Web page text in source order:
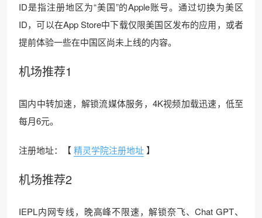
ID是指注册地区为“美国”的Apple账号。通过切换为美区
ID，可以在App Store中下载仅限美国区发布的应用，或者
提前体验一些在中国区尚未上线的内容。
机场推荐1
国内中转加速，解锁流媒体服务，4K视频加载迅速，低至
每月6元。
注册地址：【精灵学院注册地址】
机场推荐2
IEPL内网专线，晚高峰不限速，解锁奈飞、Chat GPT、